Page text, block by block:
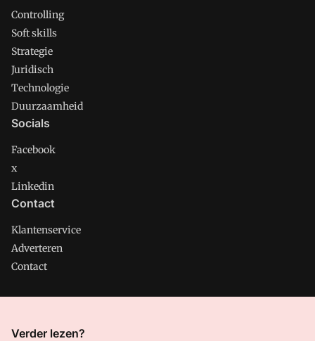
Controlling
Soft skills
Strategie
Juridisch
Technologie
Duurzaamheid
Socials
Facebook
x
Linkedin
Contact
Klantenservice
Adverteren
Contact
CMweb is onderdeel van VMN media. Lees in
Verder lezen?